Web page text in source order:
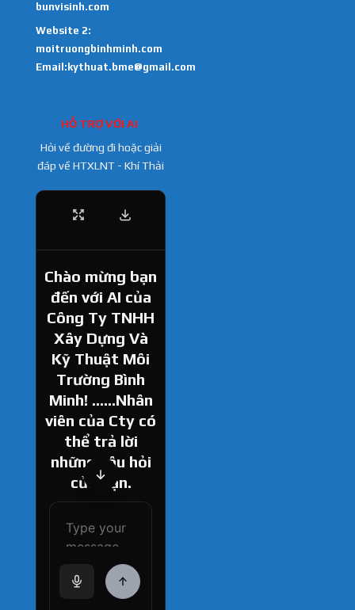
bunvisinh.com
Website 2:
moitruongbinhminh.com
Email:kythuat.bme@gmail.com
HỖ TRỢ VỚI AI
Hỏi về đường đi hoặc giải
đáp về HTXLNT - Khí Thải
Chào mừng bạn
đến với AI của
Công Ty TNHH
Xây Dựng Và
Kỹ Thuật Môi
Trường Bình
Minh! ......Nhân
viên của Cty có
thể trả lời
những câu hỏi
của bạn.
How can I help
you today?